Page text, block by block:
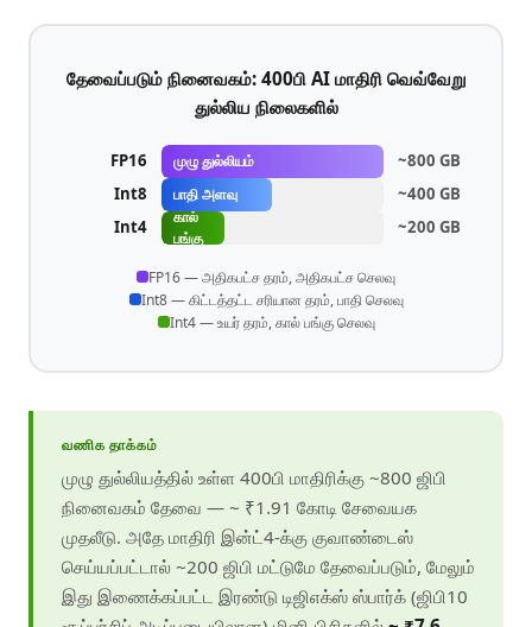
தேவைப்படும் நினைவகம்: 400பி AI மாதிரி வெவ்வேறு
துல்லிய நிலைகளில்
FP16 முழு துல்லியம்
~800 GB
Int8
பாதி அளவு
~400 GB
Int4
கால்
பங்கு
~200 GB
FP16 — அதிகபட்ச தரம், அதிகபட்ச செலவு
Int8 — கிட்டத்தட்ட சரியான தரம், பாதி செலவு
Int4 — உயர் தரம், கால் பங்கு செலவு
வணிக தாக்கம்
முழு துல்லியத்தில் உள்ள 400பி மாதிரிக்கு ~800 ஜிபி
நினைவகம் தேவை — ~ ₹1.91 கோடி சேவையக
முதலீடு. அதே மாதிரி இன்ட்4-க்கு குவாண்டைஸ்
செய்யப்பட்டால் ~200 ஜிபி மட்டுமே தேவைப்படும், மேலும்
இது இணைக்கப்பட்ட இரண்டு டிஜிஎக்ஸ் ஸ்பார்க் (ஜிபி10